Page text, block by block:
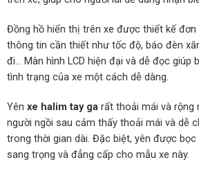
Đồng hồ hiển thị trên xe được thiết kế
thông tin cần thiết như tốc độ, báo đèn
đi… Màn hình LCD hiện đại và dễ đọc giúp
tình trạng của xe một cách dễ dàng.
Yên xe halim tay ga rất thoải mái và rộng
người ngồi sau cảm thấy thoải mái và dễ
trong thời gian dài. Đặc biệt, yên được
sang trọng và đẳng cấp cho mẫu xe này.